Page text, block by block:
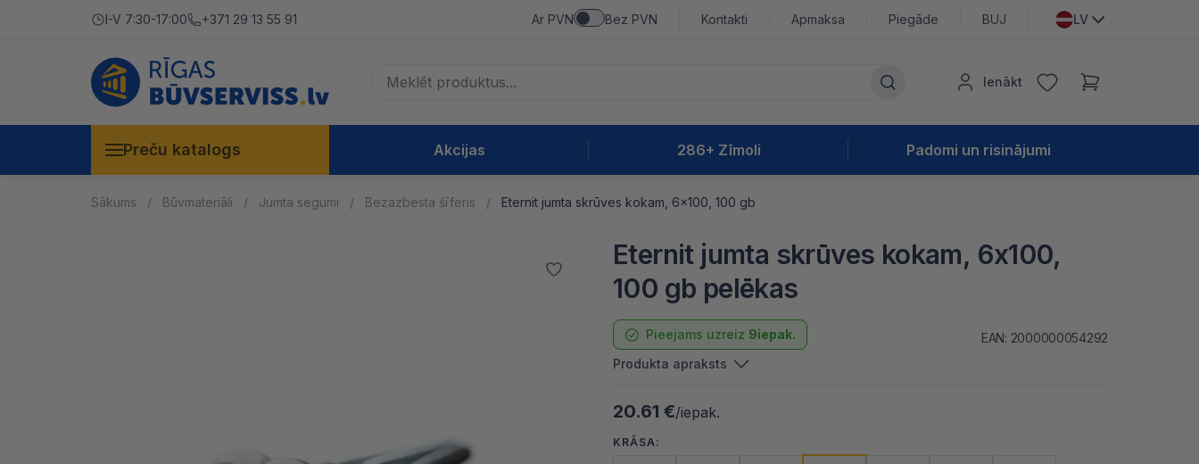
I-V 7:30-17:00 +371 29 13 55 91 Ar PVN Bez PVN Kontakti Apmaksa Piegāde BUJ LV
Ienākt
Preču katalogs Akcijas 286+ Zīmoli Padomi un risinājumi
Sākums Būvmateriāli Jumta segumi Bezazbesta šīferis Eternit jumta skrūves kokam, 6x100, 100 gb
Eternit jumta skrūves kokam, 6x100,
100 gb pelēkas
Pieejams uzreiz 9iepak.
EAN: 2000000054292
Produkta apraksts
20.61 €/iepak.
KRĀSA: